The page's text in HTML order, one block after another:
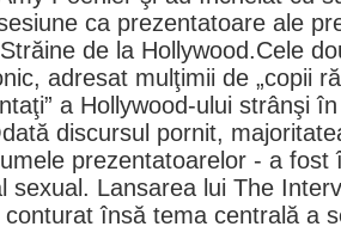
ca prezentatoare ale
de la Hollywood.Cele
adresat mulţimii de „copii
a Hollywood-ului strânşi
discursul pornit,
prezentatoarelor - a
sexual. Lansarea lui The
însă tema centrală a